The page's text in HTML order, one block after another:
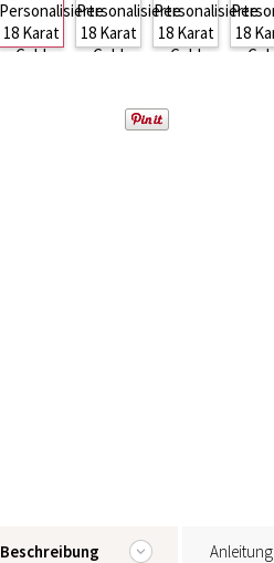
Beschreibung Anleitung